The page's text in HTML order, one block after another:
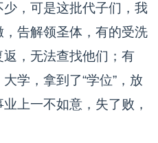
，可是这批代子们，我
告解领圣体，有的受洗
，无法查找他们；有
学，拿到了“学位”，放
上一不如意，失了败，